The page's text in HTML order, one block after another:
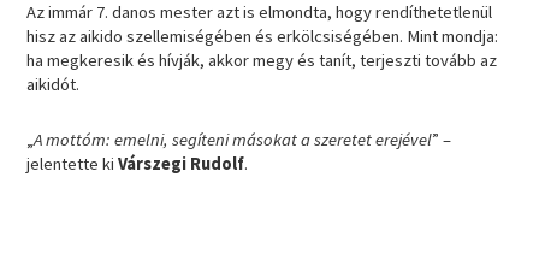
Az immár 7. danos mester azt is elmondta, hogy rendíthetetlenül
hisz az aikido szellemiségében és erkölcsiségében. Mint mondja:
ha megkeresik és hívják, akkor megy és tanít, terjeszti tovább az
aikidót.
„A mottóm: emelni, segíteni másokat a szeretet erejével” –
jelentette kiVárszegi Rudolf.